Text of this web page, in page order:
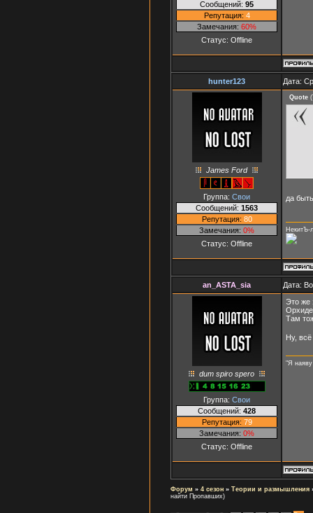
Сообщений: 95
Репутация: 4
Замечания: 60%
Статус: Offline
hunter123 Дата:
James Ford
Группа: Свои
Сообщений: 1563
Репутация: 80
Замечания: 0%
Статус: Offline
Quote (
да
НекитЪ-
an_ASTA_sia Дата:
dum spiro spero
Группа: Свои
Сообщений: 428
Репутация: 79
Замечания: 0%
Статус: Offline
Это же
Там
Ну,
"Я наяву
Форум » 4 сезон » Теории и размышления
найти Пропавших)